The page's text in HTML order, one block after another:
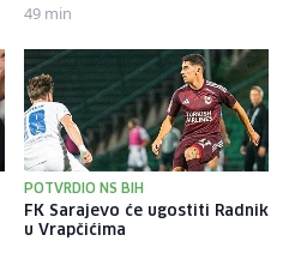
49 min
POTVRDIO NS BIH
FK Sarajevo će ugostiti Radnik
u Vrapčićima